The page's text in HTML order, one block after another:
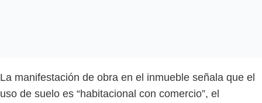
La manifestación de obra en el inmueble señala que el
uso de suelo es “habitacional con comercio”, el